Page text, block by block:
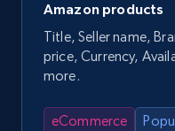
Amazon products
Title, Seller name,
price, Currency,
more.
eCommerce